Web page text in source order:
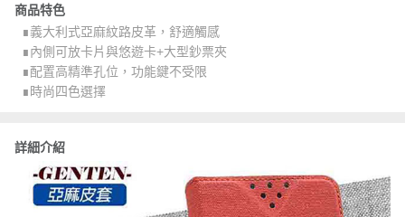
商品特色
∎義大利式亞麻紋路皮革，舒適觸感
∎內側可放卡片與悠遊卡+大型鈔票夾
∎配置高精準孔位，功能鍵不受限
∎時尚四色選擇
詳細介紹